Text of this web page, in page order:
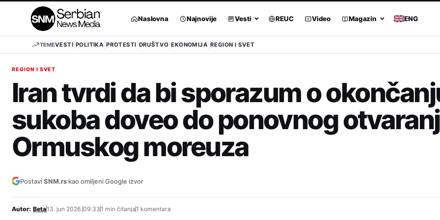
Naslovna Najnovije Vesti REUC Video Magazin ENG
TEMEVESTI POLITIKA PROTESTI DRUŠTVO EKONOMIJA REGION I SVET
REGION I SVET
Iran tvrdi da bi sporazum o
sukoba doveo do ponovnog
Ormuskog moreuza
PostaviSNM.rs kao omiljeni Google izvor
Autor: Beta13. jun 2026.09:331 min čitanja1 komentara